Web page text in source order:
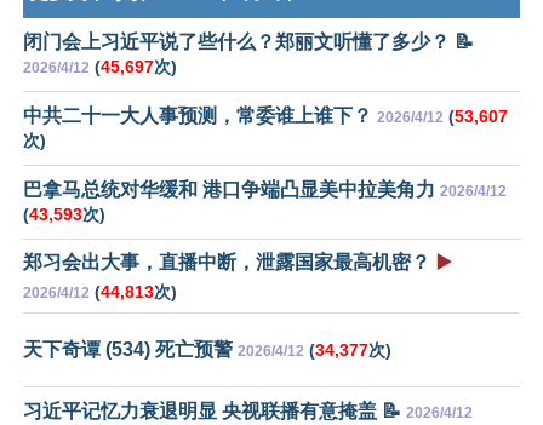
闭门会上习近平说了些什么？郑丽文听懂了多少？ 📝
2026/4/12 (45,697次)
中共二十一大人事预测，常委谁上谁下？ 2026/4/12 (53,607
次)
巴拿马总统对华缓和 港口争端凸显美中拉美角力 2026/4/12
(43,593次)
郑习会出大事，直播中断，泄露国家最高机密？ ▶️
2026/4/12 (44,813次)
天下奇谭 (534) 死亡预警 2026/4/12 (34,377次)
习近平记忆力衰退明显 央视联播有意掩盖 📝 2026/4/12